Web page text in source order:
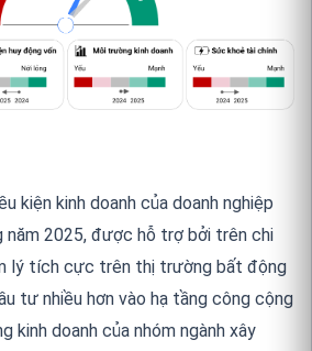
kiện kinh doanh của doanh nghiệp
năm 2025, được hỗ trợ bởi trên chi
lý tích cực trên thị trường bất động
tư nhiều hơn vào hạ tầng công cộng
kinh doanh của nhóm ngành xây